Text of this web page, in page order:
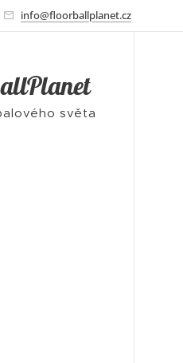
info@floorballplanet.cz
světa